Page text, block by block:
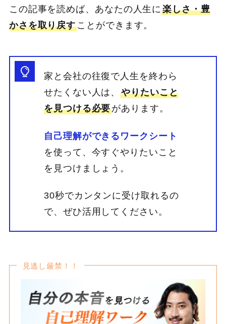
この記事を読めば、あなたの人生に楽しさ・豊
かさを取り戻すことができます。
家と会社の往復で人生を終わら
せたくない人は、やりたいこと
を見つける必要があります。
自己理解ができるワークシート
を使って、今すぐやりたいこと
を見つけましょう。
30秒でカンタンに受け取れるの
で、ぜひ活用してください。
見逃し厳禁！！